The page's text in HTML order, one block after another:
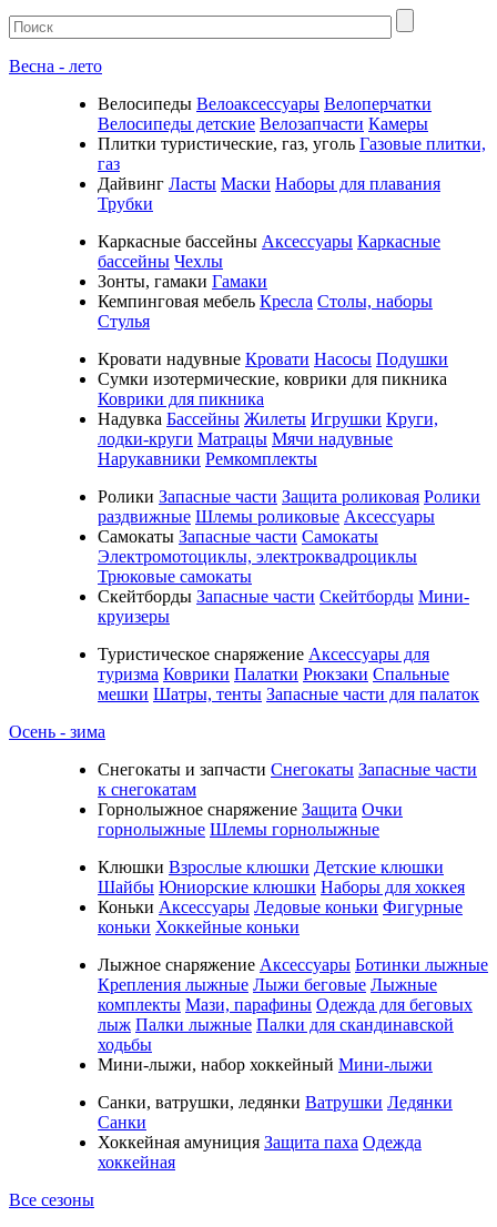
Весна - лето
Велосипеды Велоаксессуары Велоперчатки
Велосипеды детские Велозапчасти Камеры
Плитки туристические, газ, уголь Газовые плитки,
газ
Дайвинг Ласты Маски Наборы для плавания
Трубки
Каркасные бассейны Аксессуары Каркасные
бассейны Чехлы
Зонты, гамаки Гамаки
Кемпинговая мебель Кресла Столы, наборы
Стулья
Кровати надувные Кровати Насосы Подушки
Cумки изотермические, коврики для пикника
Коврики для пикника
Надувка Бассейны Жилеты Игрушки Круги,
лодки-круги Матрацы Мячи надувные
Нарукавники Ремкомплекты
Ролики Запасные части Защита роликовая Ролики
раздвижные Шлемы роликовые Аксессуары
Самокаты Запасные части Самокаты
Электромотоциклы, электроквадроциклы
Трюковые самокаты
Скейтборды Запасные части Скейтборды Мини-
круизеры
Туристическое снаряжение Аксессуары для
туризма Коврики Палатки Рюкзаки Спальные
мешки Шатры, тенты Запасные части для палаток
Осень - зима
Cнегокаты и запчасти Снегокаты Запасные части
к снегокатам
Горнолыжное снаряжение Защита Очки
горнолыжные Шлемы горнолыжные
Клюшки Взрослые клюшки Детские клюшки
Шайбы Юниорские клюшки Наборы для хоккея
Коньки Аксессуары Ледовые коньки Фигурные
коньки Хоккейные коньки
Лыжное снаряжение Аксессуары Ботинки лыжные
Крепления лыжные Лыжи беговые Лыжные
комплекты Мази, парафины Одежда для беговых
лыж Палки лыжные Палки для скандинавской
ходьбы
Мини-лыжи, набор хоккейный Мини-лыжи
Санки, ватрушки, ледянки Ватрушки Ледянки
Санки
Хоккейная амуниция Защита паха Одежда
хоккейная
Все сезоны